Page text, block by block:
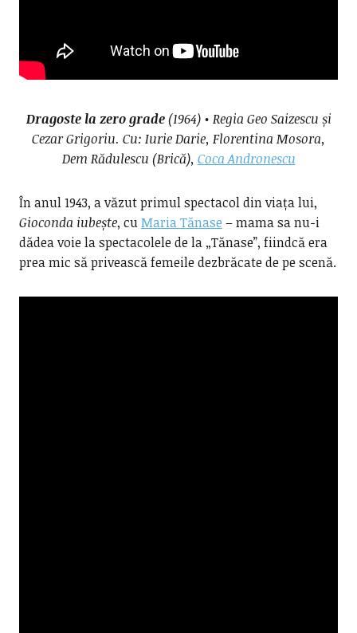
Dragoste la zero grade(1964) • Regia Geo Saizescu și
Cezar Grigoriu. Cu: Iurie Darie, Florentina Mosora,
Dem Rădulescu (Brică), Coca Andronescu
În anul 1943, a văzut primul spectacol din viața lui,
Gioconda iubește, cuMaria Tănase – mama sa nu-i
dădea voie la spectacolele de la „Tănase”, fiindcă era
prea mic să privească femeile dezbrăcate de pe scenă.